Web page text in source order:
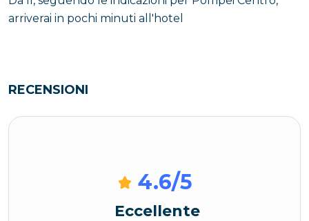
arriverai in pochi minuti all'hotel
RECENSIONI
4.6/5
Eccellente